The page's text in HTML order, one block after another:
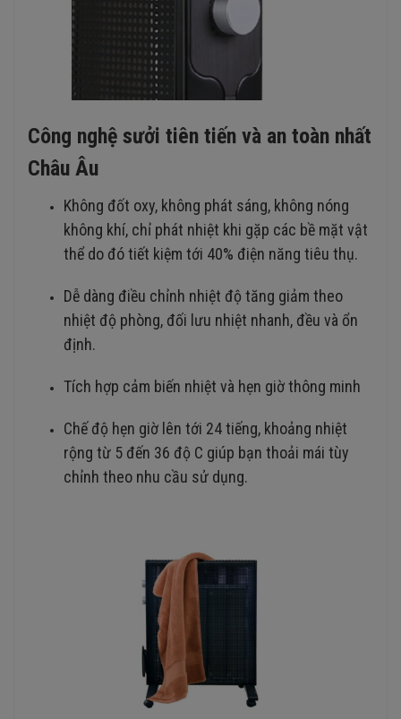
Công nghệ sưởi tiên tiến và an toàn nhất
Châu Âu
Không đốt oxy, không phát sáng, không nóng
không khí, chỉ phát nhiệt khi gặp các bề mặt vật
thể do đó tiết kiệm tới 40% điện năng tiêu thụ.
Dễ dàng điều chỉnh nhiệt độ tăng giảm theo
nhiệt độ phòng, đối lưu nhiệt nhanh, đều và ổn
định.
Tích hợp cảm biến nhiệt và hẹn giờ thông minh
Chế độ hẹn giờ lên tới 24 tiếng, khoảng nhiệt
rộng từ 5 đến 36 độ C giúp bạn thoải mái tùy
chỉnh theo nhu cầu sử dụng.